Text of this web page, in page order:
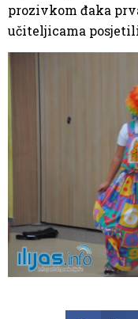
prozivkom đaka
učiteljicama